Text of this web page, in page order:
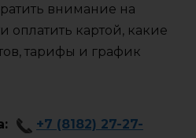
внимание на
оплатить картой, какие
тарифы и график
+7 (8182) 27-27-